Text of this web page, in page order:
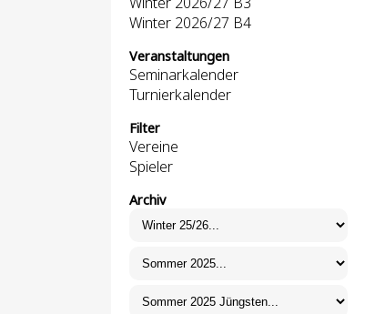
Winter 2026/27 B4
Veranstaltungen
Seminarkalender
Turnierkalender
Filter
Vereine
Spieler
Archiv